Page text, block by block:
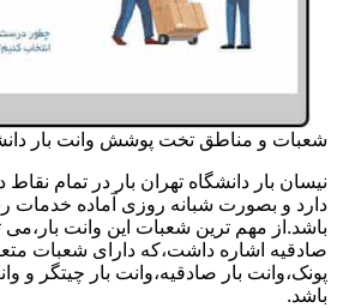
شعبات و مناطق تخت پوشش وانت بار
نیسان بار دانشگاه تهران بار در تمام نقاط
دارد و بصورت شبانه روزی آماده خدمات
باشد.از مهم ترین شعبات این وانت بار،می
صادقیه اشاره داشت،که دارای شعبات
پونک،وانت بار صادقیه،وانت بار چیتگر و
باشد.